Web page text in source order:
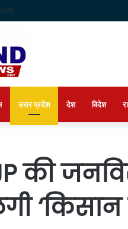
उत्तर प्रदेश देश विदेश
की
‘किसान